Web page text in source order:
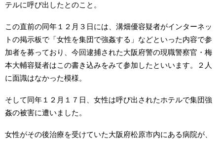
テルに呼び出したとのこと。
この直前の同年１２月３日には、溝畑優容疑者がインターネッ
トの掲示板で「女性を集団で強姦する」などといった内容で参
加者を募っており、今回逮捕された大阪府警の現職警察官・梅
本大輔容疑者はこの書き込みをみて参加したといいます。２人
に面識はなかった模様。
そして同年１２月１７日、女性は呼び出されたホテルで集団強
姦の被害に遭いました。
女性がその後治療を受けていた大阪府松原市内にある病院が、